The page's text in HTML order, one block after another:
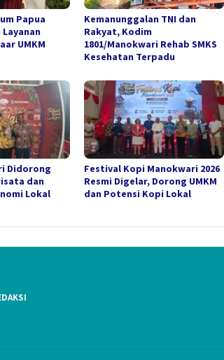
Papua
UMKM
Kemanunggalan TNI dan
Rakyat, Kodim
1801/Manokwari Rehab SMKS
Kesehatan Terpadu
Didorong
dan
Lokal
Festival Kopi Manokwari 2026
Resmi Digelar, Dorong UMKM
dan Potensi Kopi Lokal